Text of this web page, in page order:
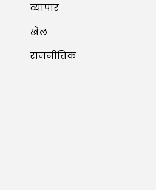
व्यापार
खेल
राजनीतिक